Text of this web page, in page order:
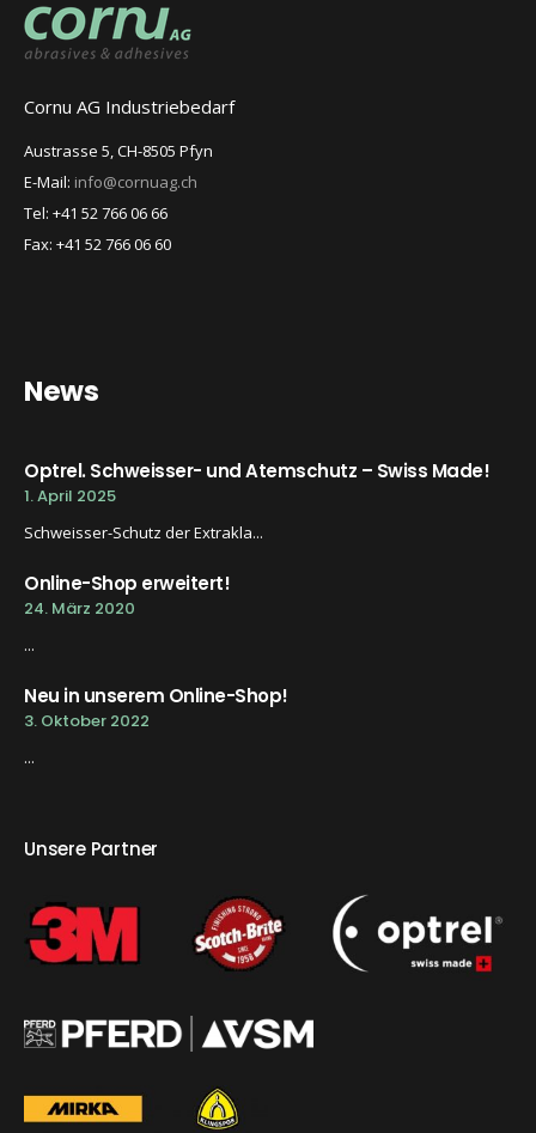
Cornu AG Industriebedarf
Austrasse 5, CH-8505 Pfyn
E-Mail: info@cornuag.ch
Tel: +41 52 766 06 66
Fax: +41 52 766 06 60
News
Optrel. Schweisser- und Atemschutz – Swiss Made!
1. April 2025
Schweisser-Schutz der Extrakla...
Online-Shop erweitert!
24. März 2020
...
Neu in unserem Online-Shop!
3. Oktober 2022
...
Unsere Partner